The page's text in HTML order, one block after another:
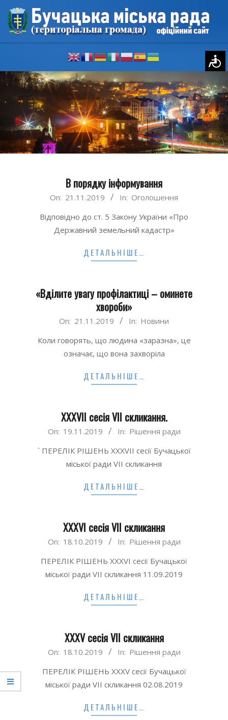
Skip
content
Primary
Navigation
Menu
В порядку інформування
2019-On: 21.11.2019 In: Оголошення
Відповідно до ст. 5 Закону України «Про
Державний земельний кадастр»
ДЕТАЛЬНІШЕ…
«Вділите увагу профілактиці – оминете
хвороби»
21
On: 21.11.2019 In: Новини
Коли говорять, що людина «заразна», це
означає, що вона захворіла
ДЕТАЛЬНІШЕ…
XXXVII сесія VII скликання.
2019-On: 19.11.2019 In: Рішення ради
` ПЕРЕЛІК РІШЕНЬ XXXVII сесії Бучацької
міської ради VII скликання
ДЕТАЛЬНІШЕ…
XXXVI сесія VII скликання
2019-On: 18.10.2019 In: Рішення ради
ПЕРЕЛІК РІШЕНЬ XXXVI сесії Бучацької
міської ради VII скликання 11.09.2019
ДЕТАЛЬНІШЕ…
XXXV сесія VII скликання
2019-On: 18.10.2019 In: Рішення ради
ПЕРЕЛІК РІШЕНЬ XXXV сесії Бучацької
міської ради VII скликання 02.08.2019
ДЕТАЛЬНІШЕ…